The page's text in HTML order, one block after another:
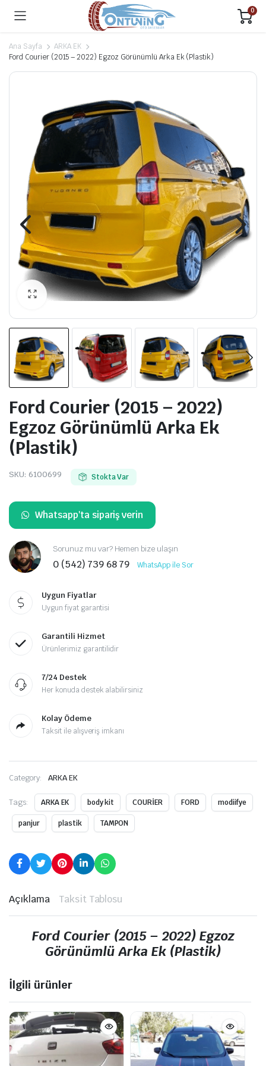
0
Ana Sayfa
ARKA EK
Ford Courier (2015 – 2022) Egzoz Görünümlü Arka Ek (Plastik)
Ford Courier (2015 – 2022)
Egzoz Görünümlü Arka Ek
(Plastik)
SKU: 6100699 Stokta Var
Whatsapp'ta sipariş verin
Sorunuz mu var? Hemen bize ulaşın
0 (542) 739 68 79 WhatsApp ile Sor
Uygun Fiyatlar
Uygun fiyat garantisi
Garantili Hizmet
Ürünlerimiz garantilidir
7/24 Destek
Her konuda destek alabilirsiniz
Kolay Ödeme
Taksit ile alışveriş imkanı
Category: ARKA EK
Tags: ARKA EK body kit COURİER FORD modiifye
panjur plastik TAMPON
Açıklama Taksit Tablosu
Ford Courier (2015 – 2022) Egzoz
Görünümlü Arka Ek (Plastik)
İlgili ürünler